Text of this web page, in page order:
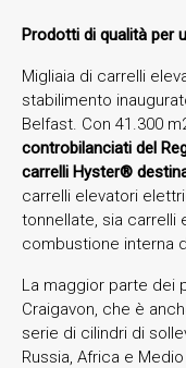
Prodotti di qualità per
Migliaia di carrelli
stabilimento
Belfast. Con 41.300
controbilanciati del
carrelli Hyster®
carrelli elevatori
tonnellate, sia carrelli
combustione interna
La maggior parte dei
Craigavon, che è
serie di cilindri di
Russia, Africa e